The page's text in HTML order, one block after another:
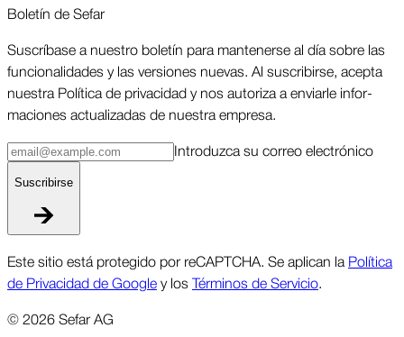
Boletín de Sefar
Sus­críbase a nuestro boletín para man­tenerse al día sobre las
funcio­nalidades y las ver­siones nuevas. Al suscri­birse, acepta
nuestra Política de priva­cidad y nos autoriza a enviarle infor­
maciones actua­lizadas de nuestra empresa.
Intro­duzca su correo elec­trónico
Suscri­birse
Este sitio está protegido por reCAPTCHA. Se aplican laPolítica
de Privacidad de Googley los Términos de Servicio.
©2026Sefar AG